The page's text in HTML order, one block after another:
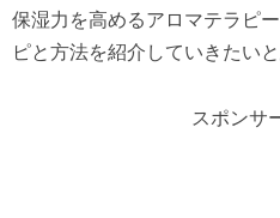
保湿力を高めるアロマテラピ
ピと方法を紹介していきたいと
スポンサ